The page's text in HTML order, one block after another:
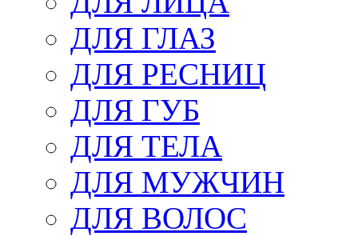
ДЛЯ ГЛАЗ
ДЛЯ РЕСНИЦ
ДЛЯ ГУБ
ДЛЯ ТЕЛА
ДЛЯ МУЖЧИН
ДЛЯ ВОЛОС